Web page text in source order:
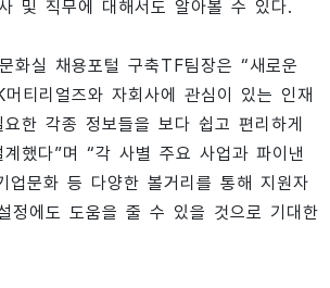
및 직무에 대해서도 알아볼 수 있다.
화실 채용포털 구축TF팀장은 “새로운
티리얼즈와 자회사에 관심이 있는 인재
한 각종 정보들을 보다 쉽고 편리하게
했다”며 “각 사별 주요 사업과 파이낸
업문화 등 다양한 볼거리를 통해 지원자
정에도 도움을 줄 수 있을 것으로 기대한